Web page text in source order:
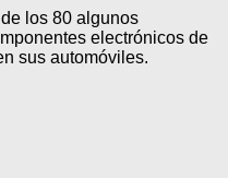
los 80 algunos
electrónicos de
sus automóviles.